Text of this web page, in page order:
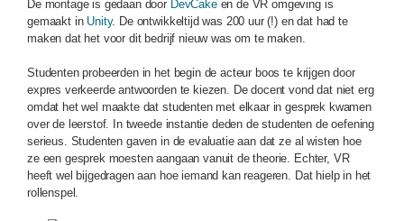
De montage is gedaan door DevCakeen de VR omgeving is
gemaakt in Unity. De ontwikkeltijd was 200 uur (!) en dat had te
maken dat het voor dit bedrijf nieuw was om te maken.
Studenten probeerden in het begin de acteur boos te krijgen door
expres verkeerde antwoorden te kiezen. De docent vond dat niet erg
omdat het wel maakte dat studenten met elkaar in gesprek kwamen
over de leerstof. In tweede instantie deden de studenten de oefening
serieus. Studenten gaven in de evaluatie aan dat ze al wisten hoe
ze een gesprek moesten aangaan vanuit de theorie. Echter, VR
heeft wel bijgedragen aan hoe iemand kan reageren. Dat hielp in het
rollenspel.